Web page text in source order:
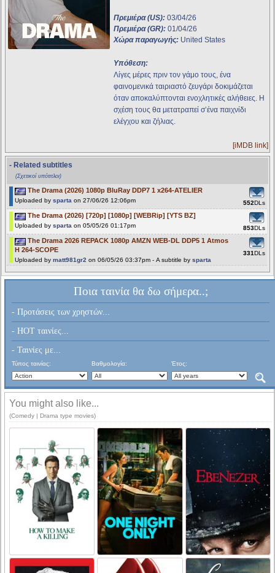
Πρεμιέρα (US): 03/04/26
Πρεμιέρα (GR): 01/04/26
Χώρα παραγωγής: United States
Υπόθεση:
Λίγες μέρες πριν τον γάμο τους, ένα
φαινομενικά ταιριαστό ζευγάρι δοκιμάζεται
όταν αποκαλύπτονται ενοχλητικές αλήθειες. Η
σχέση τους θα μετατραπεί σ’ένα παιχνίδι
ελέγχου και ζήλιας.
[iMDB link]
- Related subtitles
(Σχετικοί υπότιτλοι)
The Drama (2026) 1080p BluRay DDP7 1 x264-ATELIER
Uploaded by sparta on 27/06/26 12:06pm 552DLs
The Drama (2026) [720p] [1080p] [WEBRip] [YTS BZ]
Uploaded by sparta on 05/05/26 01:17pm 853DLs
The Drama 2026 REPACK 1080p AMZN WEB-DL DDP5 1 Atmos
H 264-SCOPE
Uploaded by matt981gr2 on 06/05/26 03:37pm - A subtitle by sparta
331DLs
Ποια ταινία θα δω σήμερα..;
- Προτάσεις των χρηστών...
- HOT ταινίες...
- Ταινίες με...
Τύπος ταινίας: Βαθμολογία: Έτος:
You might also like...
(Comedy | Drama type movies)